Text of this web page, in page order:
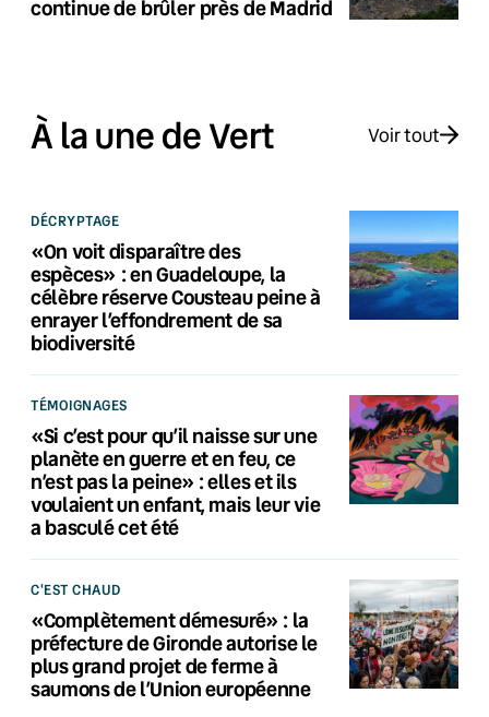
continue de brûler près de Madrid
À la une de Vert Voir tout
DÉCRYPTAGE
«On voit disparaître des
espèces» : en Guadeloupe, la
célèbre réserve Cousteau peine à
enrayer l’effondrement de sa
biodiversité
TÉMOIGNAGES
«Si c’est pour qu’il naisse sur une
planète en guerre et en feu, ce
n’est pas la peine» : elles et ils
voulaient un enfant, mais leur vie
a basculé cet été
C'EST CHAUD
«Complètement démesuré» : la
préfecture de Gironde autorise le
plus grand projet de ferme à
saumons de l’Union européenne